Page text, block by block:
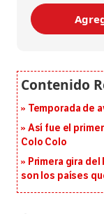
Temporada de
Así fue el
Colo Colo
Primera gira del
son los países